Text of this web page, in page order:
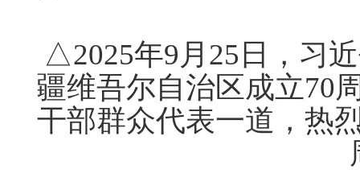
△2025年9月25日，习
疆维吾尔自治区成立70
干部群众代表一道，热